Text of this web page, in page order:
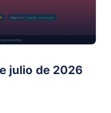
julio de 2026